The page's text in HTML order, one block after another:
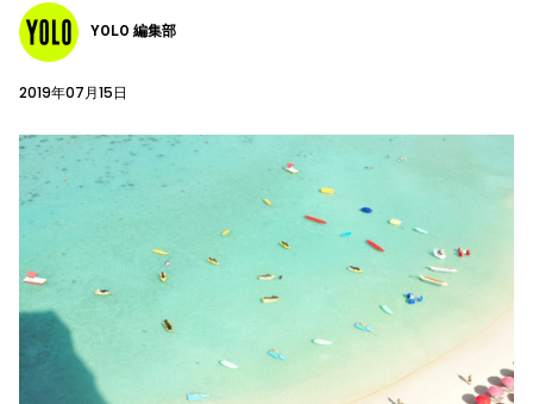
YOLO 編集部
2019年07月15日